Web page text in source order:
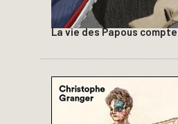
La vie des Papous compte